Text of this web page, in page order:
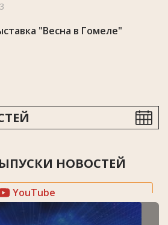
"Весна в Гомеле"
НОВОСТЕЙ
YouTube